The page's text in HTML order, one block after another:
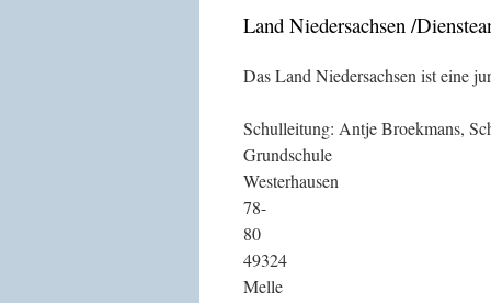
Land Niedersachsen /
Das Land Niedersachsen ist eine
Schulleitung:
Grundschule
78-
49324